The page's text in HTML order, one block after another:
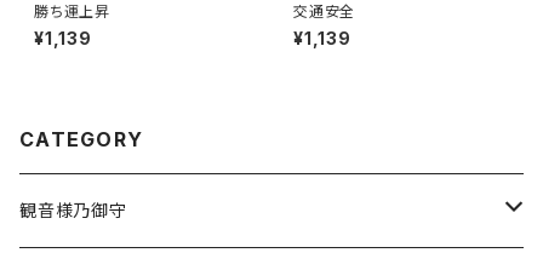
勝ち運上昇
¥1,139
交通安全
¥1,139
CATEGORY
観音様乃御守